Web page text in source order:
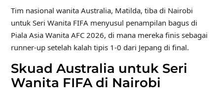
Tim nasional wanita Australia, Matilda, tiba di Nairobi
untuk Seri Wanita FIFA menyusul penampilan bagus di
Piala Asia Wanita AFC 2026, di mana mereka finis sebagai
runner-up setelah kalah tipis 1-0 dari Jepang di final.
Skuad Australia untuk Seri
Wanita FIFA di Nairobi